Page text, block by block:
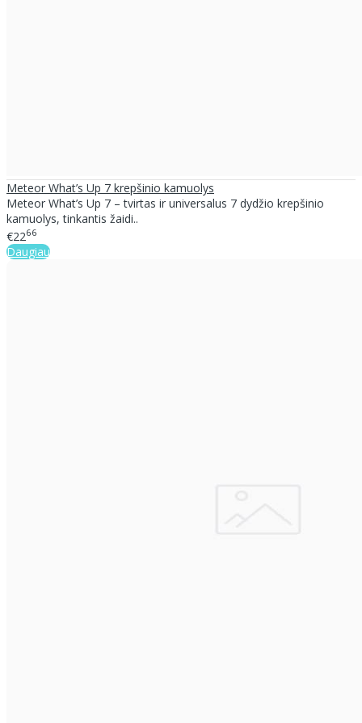
Meteor What’s Up 7 krepšinio kamuolys
Meteor What’s Up 7 – tvirtas ir universalus 7 dydžio krepšinio
kamuolys, tinkantis žaidi..
€2266
Daugiau